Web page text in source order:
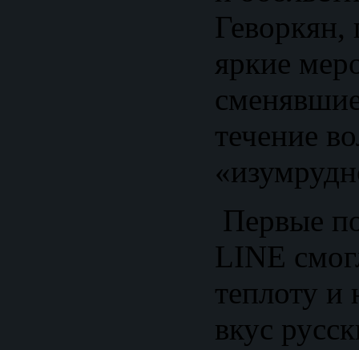
Геворкян,
яркие
течение
Первые
LINE
теплоту и
вкус